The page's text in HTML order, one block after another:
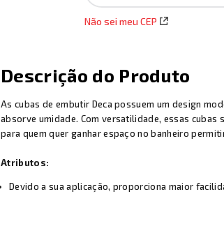
Não sei meu CEP
Descrição do Produto
As cubas de embutir Deca possuem um design
absorve umidade. Com versatilidade, essas
para quem quer ganhar espaço no banheiro
Atributos:
Devido a sua aplicação, proporciona maior